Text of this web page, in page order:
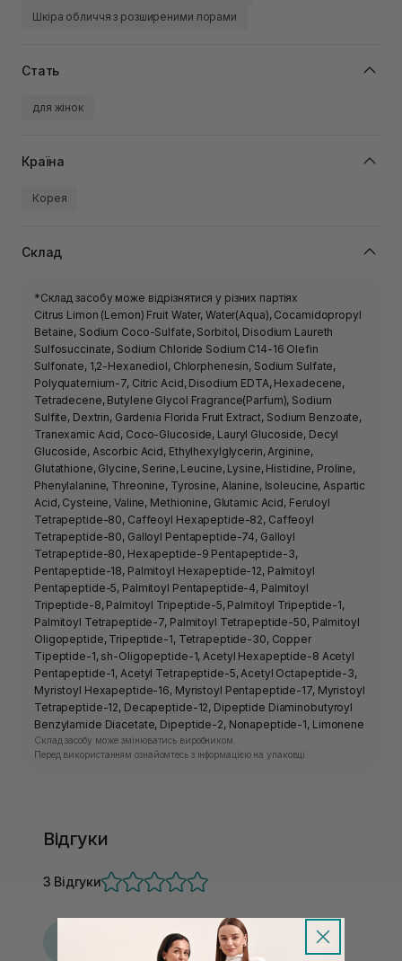
Шкіра обличчя з розширеними порами
Стать
для жінок
Країна
Корея
Склад
*Склад засобу може відрізнятися у різних партіях
Citrus Limon (Lemon) Fruit Water, Water(Aqua), Cocamidopropyl
Betaine, Sodium Coco-Sulfate, Sorbitol, Disodium Laureth
Sulfosuccinate, Sodium Chloride Sodium C14-16 Olefin
Sulfonate, 1,2-Hexanediol, Chlorphenesin, Sodium Sulfate,
Polyquaternium-7, Citric Acid, Disodium EDTA, Hexadecene,
Tetradecene, Butylene Glycol Fragrance(Parfum), Sodium
Sulfite, Dextrin, Gardenia Florida Fruit Extract, Sodium Benzoate,
Tranexamic Acid, Coco-Glucoside, Lauryl Glucoside, Decyl
Glucoside, Ascorbic Acid, Ethylhexylglycerin, Arginine,
Glutathione, Glycine, Serine, Leucine, Lysine, Histidine, Proline,
Phenylalanine, Threonine, Tyrosine, Alanine, Isoleucine, Aspartic
Acid, Cysteine, Valine, Methionine, Glutamic Acid, Feruloyl
Tetrapeptide-80, Caffeoyl Hexapeptide-82, Caffeoyl
Tetrapeptide-80, Galloyl Pentapeptide-74, Galloyl
Tetrapeptide-80, Hexapeptide-9 Pentapeptide-3,
Pentapeptide-18, Palmitoyl Hexapeptide-12, Palmitoyl
Pentapeptide-5, Palmitoyl Pentapeptide-4, Palmitoyl
Tripeptide-8, Palmitoyl Tripeptide-5, Palmitoyl Tripeptide-1,
Palmitoyl Tetrapeptide-7, Palmitoyl Tetrapeptide-50, Palmitoyl
Oligopeptide, Tripeptide-1, Tetrapeptide-30, Copper
Tipeptide-1, sh-Oligopeptide-1, Acetyl Hexapeptide-8 Acetyl
Pentapeptide-1, Acetyl Tetrapeptide-5, Acetyl Octapeptide-3,
Myristoyl Hexapeptide-16, Myristoyl Pentapeptide-17, Myristoyl
Tetrapeptide-12, Decapeptide-12, Dipeptide Diaminobutyroyl
Benzylamide Diacetate, Dipeptide-2, Nonapeptide-1, Limonene
Склад засобу може змінюватись виробником.
Перед використанням ознайомтесь з інформацією на упаковці.
Відгуки
3 Відгуки